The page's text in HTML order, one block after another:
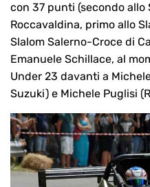
con 37 punti (secondo allo
Roccavaldina, primo allo
Slalom Salerno-Croce di
Emanuele Schillace, al
Under 23 davanti a
Suzuki) e Michele Puglisi